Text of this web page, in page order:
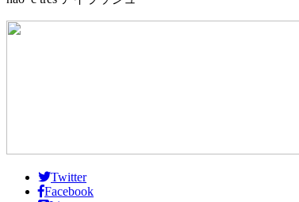
Twitter
Facebook